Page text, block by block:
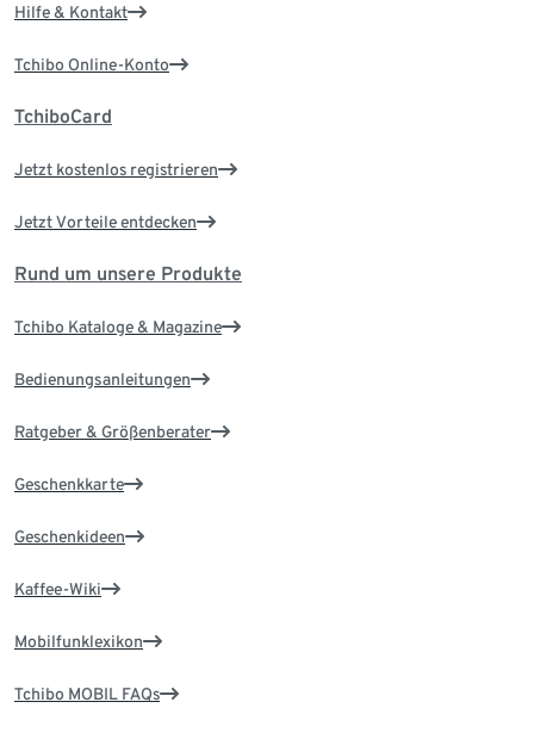
Hilfe & Kontakt
Tchibo Online-Konto
TchiboCard
Jetzt kostenlos registrieren
Jetzt Vorteile entdecken
Rund um unsere Produkte
Tchibo Kataloge & Magazine
Bedienungsanleitungen
Ratgeber & Größenberater
Geschenkkarte
Geschenkideen
Kaffee-Wiki
Mobilfunklexikon
Tchibo MOBIL FAQs